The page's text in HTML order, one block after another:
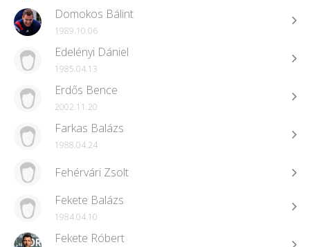
Domokos Bálint
1989.10.06
Edelényi Dániel
1985.04.13
Erdős Bence
2002.11.20
Farkas Balázs
1988.04.24
Fehérvári Zsolt
Fekete Balázs
1984.04.10
Fekete Róbert